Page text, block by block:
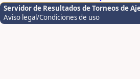
Servidor de Resultados de Torneos de
Aviso legal/Condiciones de uso